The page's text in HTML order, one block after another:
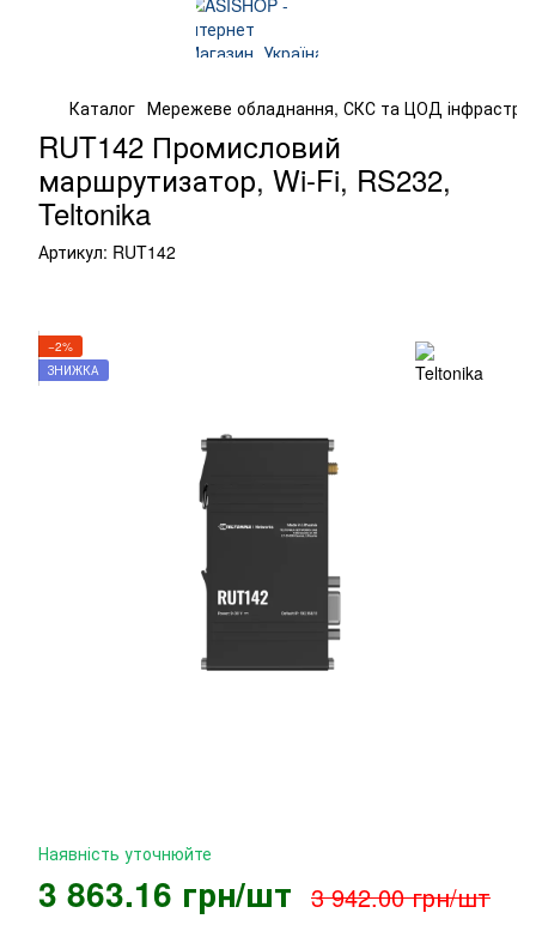
Каталог Мережеве обладнання, СКС та ЦОД
RUT142 Промисловий
маршрутизатор, Wi-Fi, RS232,
Teltonika
Артикул: RUT142
−2%
ЗНИЖКА
Наявність уточнюйте
3 863.16 грн/шт 3 942.00 грн/шт